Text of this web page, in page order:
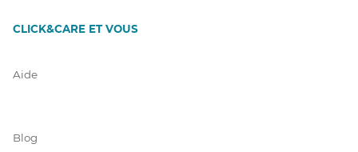
CLICK&CARE ET VOUS
Aide
Blog